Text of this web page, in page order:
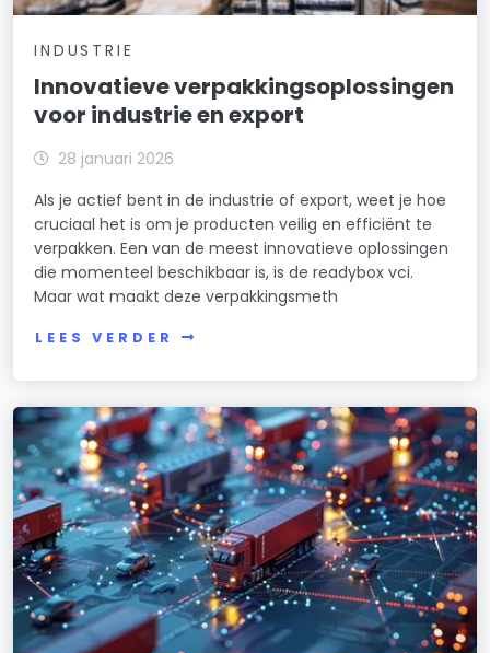
INDUSTRIE
Innovatieve verpakkingsoplossingen
voor industrie en export
28 januari 2026
Als je actief bent in de industrie of export, weet je hoe
cruciaal het is om je producten veilig en efficiënt te
verpakken. Een van de meest innovatieve oplossingen
die momenteel beschikbaar is, is de readybox vci.
Maar wat maakt deze verpakkingsmeth
LEES VERDER